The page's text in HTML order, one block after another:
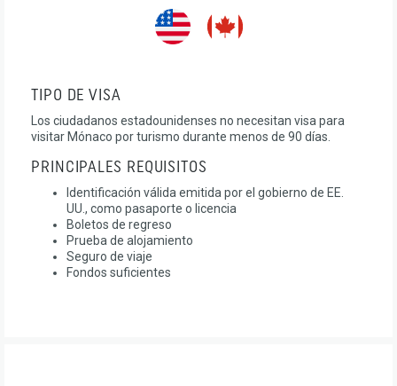
TIPO DE VISA
Los ciudadanos estadounidenses no necesitan visa para
visitar Mónaco por turismo durante menos de 90 días.
PRINCIPALES REQUISITOS
Identificación válida emitida por el gobierno de EE.
UU., como pasaporte o licencia
Boletos de regreso
Prueba de alojamiento
Seguro de viaje
Fondos suficientes